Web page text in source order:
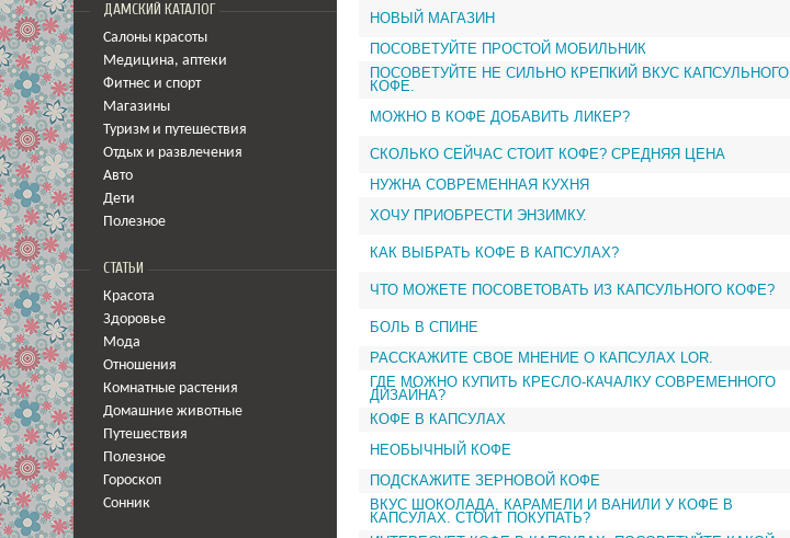
ДАМСКИЙ КАТАЛОГ
Салоны красоты
Медицина, аптеки
Фитнес и спорт
Магазины
Туризм и путешествия
Отдых и развлечения
Авто
Дети
Полезное
СТАТЬИ
Красота
Здоровье
Мода
Отношения
Комнатные растения
Домашние животные
Путешествия
Полезное
Гороскоп
Сонник
НОВЫЙ МАГАЗИН
ПОСОВЕТУЙТЕ ПРОСТОЙ МОБИЛЬНИК
ПОСОВЕТУЙТЕ НЕ СИЛЬНО КРЕПКИЙ ВКУС КАПСУЛЬНОГО
КОФЕ.
МОЖНО В КОФЕ ДОБАВИТЬ ЛИКЕР?
СКОЛЬКО СЕЙЧАС СТОИТ КОФЕ? СРЕДНЯЯ ЦЕНА
НУЖНА СОВРЕМЕННАЯ КУХНЯ
ХОЧУ ПРИОБРЕСТИ ЭНЗИМКУ.
КАК ВЫБРАТЬ КОФЕ В КАПСУЛАХ?
ЧТО МОЖЕТЕ ПОСОВЕТОВАТЬ ИЗ КАПСУЛЬНОГО КОФЕ?
БОЛЬ В СПИНЕ
РАССКАЖИТЕ СВОЕ МНЕНИЕ О КАПСУЛАХ LOR.
ГДЕ МОЖНО КУПИТЬ КРЕСЛО-КАЧАЛКУ СОВРЕМЕННОГО
ДИЗАЙНА?
КОФЕ В КАПСУЛАХ
НЕОБЫЧНЫЙ КОФЕ
ПОДСКАЖИТЕ ЗЕРНОВОЙ КОФЕ
ВКУС ШОКОЛАДА, КАРАМЕЛИ И ВАНИЛИ У КОФЕ В
КАПСУЛАХ. СТОИТ ПОКУПАТЬ?